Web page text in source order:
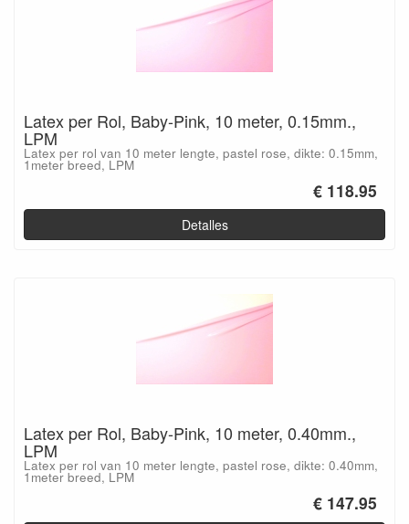
Latex per Rol, Baby-Pink, 10 meter, 0.15mm.,
LPM
Latex per rol van 10 meter lengte, pastel rose, dikte: 0.15mm,
1meter breed, LPM
€ 118.95
Detalles
Latex per Rol, Baby-Pink, 10 meter, 0.40mm.,
LPM
Latex per rol van 10 meter lengte, pastel rose, dikte: 0.40mm,
1meter breed, LPM
€ 147.95